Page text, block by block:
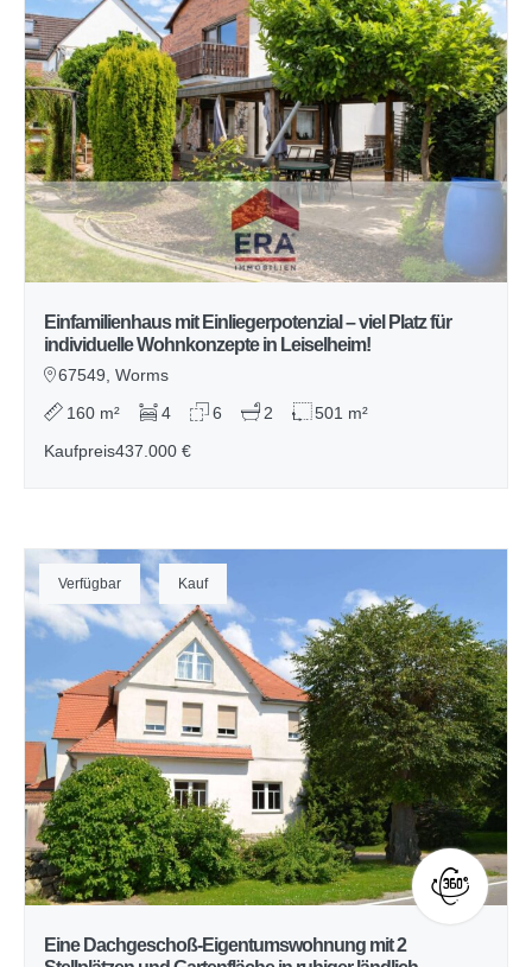
Einfamilienhaus mit Einliegerpotenzial – viel Platz für
individuelle Wohnkonzepte in Leiselheim!
67549, Worms
160 m² 4 6 2
501 m²
Kaufpreis437.000 €
Verfügbar Kauf
Eine Dachgeschoß-Eigentumswohnung mit 2